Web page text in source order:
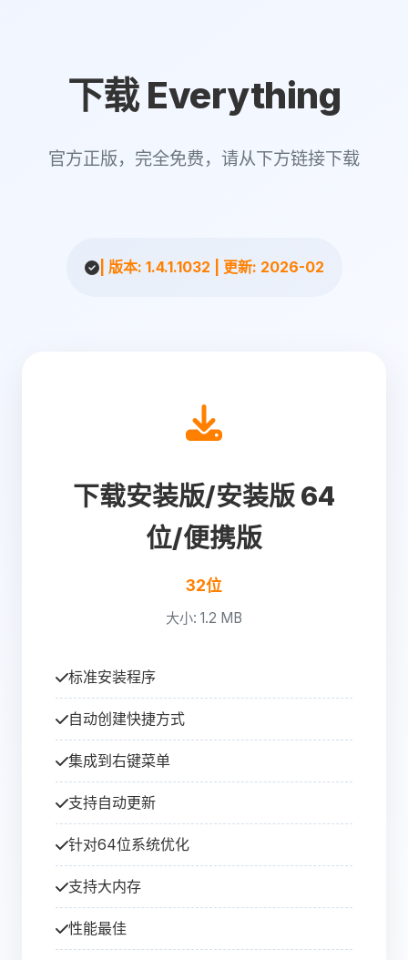
下载 Everything
官方正版，完全免费，请从下方链接下载
| 版本: 1.4.1.1032 | 更新: 2026-02
下载安装版/安装版 64
位/便携版
32位
大小: 1.2 MB
标准安装程序
自动创建快捷方式
集成到右键菜单
支持自动更新
针对64位系统优化
支持大内存
性能最佳